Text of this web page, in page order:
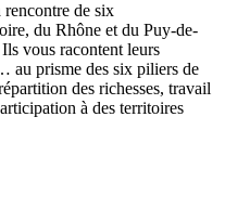
de six
du Rhône et du Puy-de-
vous racontent leurs
au prisme des six piliers de
des richesses, travail
à des territoires